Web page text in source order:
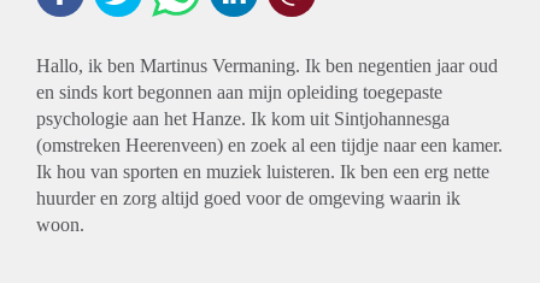
Hallo, ik ben Martinus Vermaning. Ik ben negentien jaar oud
en sinds kort begonnen aan mijn opleiding toegepaste
psychologie aan het Hanze. Ik kom uit Sintjohannesga
(omstreken Heerenveen) en zoek al een tijdje naar een kamer.
Ik hou van sporten en muziek luisteren. Ik ben een erg nette
huurder en zorg altijd goed voor de omgeving waarin ik
woon.